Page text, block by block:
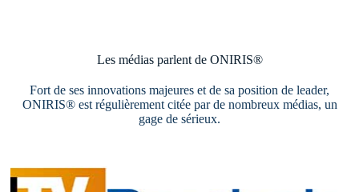
Les médias parlent de ONIRIS®
Fort de ses innovations majeures et de sa position de leader,
ONIRIS® est régulièrement citée par de nombreux médias, un
gage de sérieux.